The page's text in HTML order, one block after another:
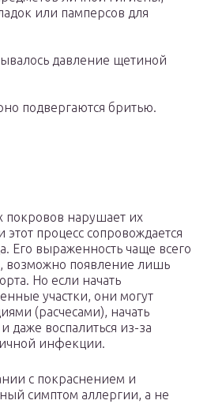
или памперсов для
давление щетиной
подвергаются бритью.
нарушает их
процесс сопровождается
Его выраженность чаще всего
возможно появление лишь
Но если начать
участки, они могут
(расчесами), начать
даже воспалиться из-за
инфекции.
с покраснением и
симптом аллергии, а не